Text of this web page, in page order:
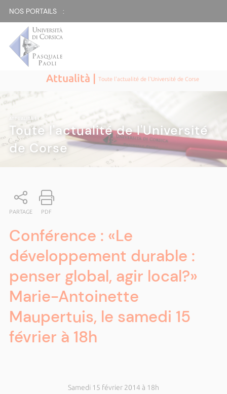
NOS PORTAILS :
Attualità |Toute l'actualité de l'Université de Corse
ATTUALITÀ|
Toute l'actualité de l'Université
de Corse
PARTAGE PDF
Conférence : «Le
développement durable :
penser global, agir local?»
Marie-Antoinette
Maupertuis, le samedi 15
février à 18h
Samedi 15 février 2014 à 18h